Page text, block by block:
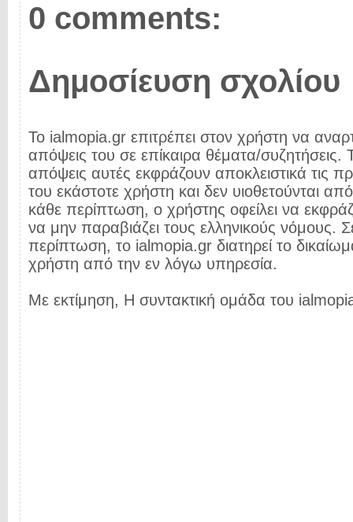
0 comments:
Δημοσίευση σχολίου
Το ialmopia.gr επιτρέπει στον χρήστη να
απόψεις του σε επίκαιρα θέματα/συζητήσεις.
απόψεις αυτές εκφράζουν αποκλειστικά τις
του εκάστοτε χρήστη και δεν υιοθετούνται
κάθε περίπτωση, ο χρήστης οφείλει να
να μην παραβιάζει τους ελληνικούς νόμους.
περίπτωση, το ialmopia.gr διατηρεί το
χρήστη από την εν λόγω υπηρεσία.
Με εκτίμηση, Η συντακτική ομάδα του